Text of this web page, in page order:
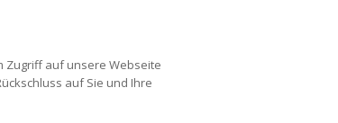
Zugriff auf unsere Webseite
auf Sie und Ihre